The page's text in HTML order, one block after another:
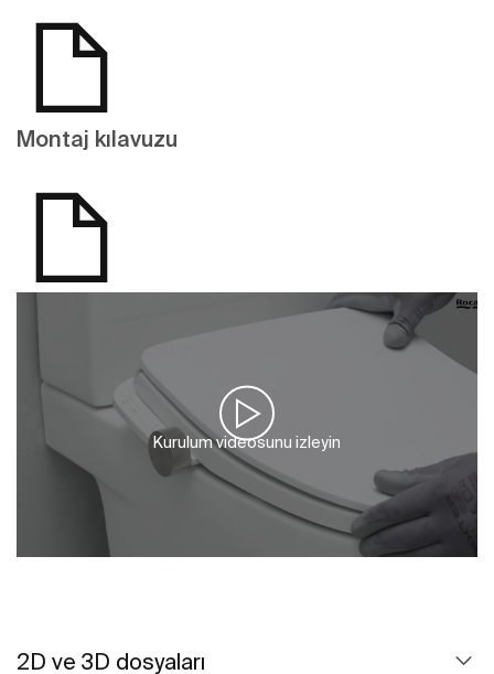
Montaj kılavuzu
Kurulum videosunu izleyin
2D ve 3D dosyaları